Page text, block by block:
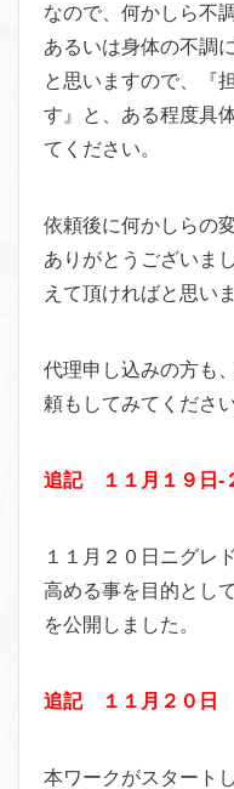
なので、何かしら不
あるいは身体の不調
と思いますので、『
す』と、ある程度具
てください。
依頼後に何かしらの
ありがとうございま
えて頂ければと思いま
代理申し込みの方も
頼もしてみてください
追記 １１月１９日-
１１月２０日ニグレ
高める事を目的として
を公開しました。
追記 １１月２０日
本ワークがスタート